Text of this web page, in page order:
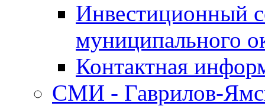
Инвестиционный
муниципального
Контактная
СМИ - Гаврилов-